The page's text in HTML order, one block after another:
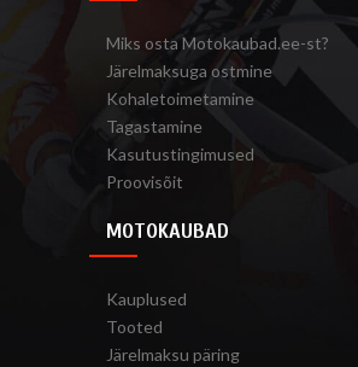
Miks osta Motokaubad.ee-st?
Järelmaksuga ostmine
Kohaletoimetamine
Tagastamine
Kasutustingimused
Proovisõit
MOTOKAUBAD
Kauplused
Tooted
Järelmaksu päring